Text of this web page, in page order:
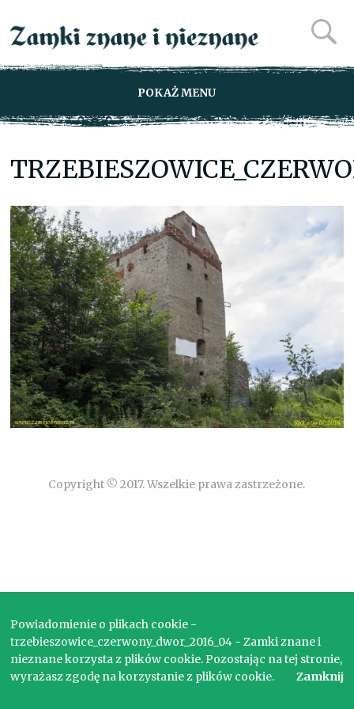
POKAŻ MENU
Copyright © 2017. Wszelkie prawa zastrzeżone.
Powiadomienie o plikach cookie -
trzebieszowice_czerwony_dwor_2016_04 - Zamki znane i
nieznane korzysta z plików cookie. Pozostając na tej stronie,
wyrażasz zgodę na korzystanie z plików cookie.
Zamknij